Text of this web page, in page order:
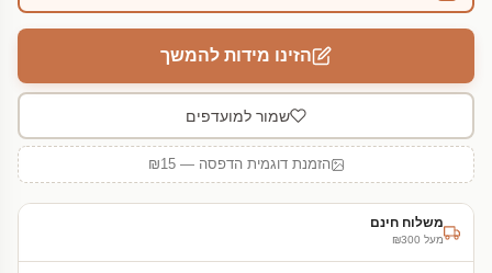
הזינו מידות להמשך
שמור למועדפים
הזמנת דוגמית הדפסה — ₪15
משלוח חינם
מעל ₪300